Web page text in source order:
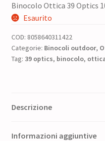
prezzo
era:
156,00 €.
è:
Binocolo Ottica 39 Optics
Esaurito
COD: 8058640311422
Categorie: Binocoli outdoor,
Tag: 39 optics, binocolo,
Descrizione
Informazioni aggiuntive